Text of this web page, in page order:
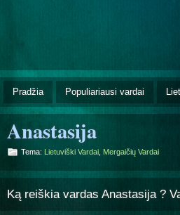
Pradžia Populiariausi vardai
Anastasija
Tema: Lietuviški Vardai Mergaičių Vardai
Ką reiškia vardas Anastasija ?